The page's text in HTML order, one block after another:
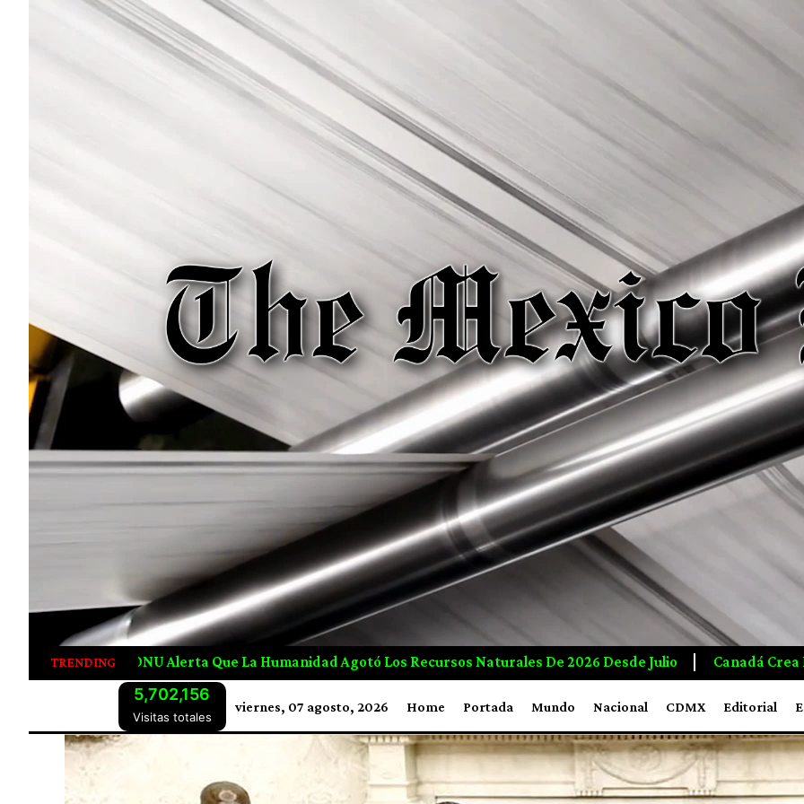
TRENDING
Agotó Los Recursos Naturales De 2026 Desde Julio Canadá Crea Empleos E Inversiones A Mayor Ritmo
Visitas totales
5,702,156
viernes, 07 agosto, 2026 Home Portada Mundo Nacional CDMX Editorial